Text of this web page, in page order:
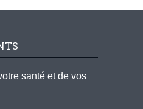
santé et de vos